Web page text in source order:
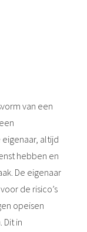
van een
altijd
hebben en
De eigenaar
de risico’s
opeisen
in